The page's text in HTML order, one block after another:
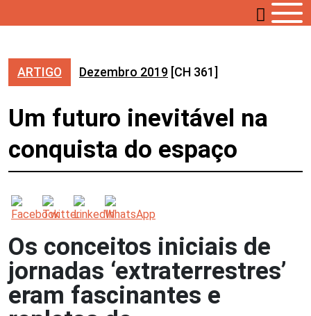
ARTIGO Dezembro 2019 [CH 361]
Um futuro inevitável na
conquista do espaço
Os conceitos iniciais de
jornadas ‘extraterrestres’
eram fascinantes e